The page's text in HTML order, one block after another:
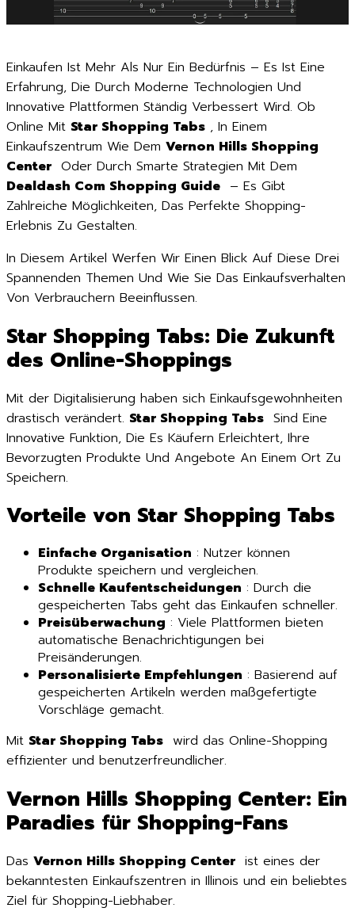
Einkaufen Ist Mehr Als Nur Ein Bedürfnis – Es Ist Eine
Erfahrung, Die Durch Moderne Technologien Und
Innovative Plattformen Ständig Verbessert Wird. Ob
Online Mit Star Shopping Tabs , In Einem
Einkaufszentrum Wie Dem Vernon Hills Shopping
Center Oder Durch Smarte Strategien Mit Dem
Dealdash Com Shopping Guide – Es Gibt
Zahlreiche Möglichkeiten, Das Perfekte Shopping-
Erlebnis Zu Gestalten.
In Diesem Artikel Werfen Wir Einen Blick Auf Diese Drei
Spannenden Themen Und Wie Sie Das Einkaufsverhalten
Von Verbrauchern Beeinflussen.
Star Shopping Tabs: Die Zukunft
des Online-Shoppings
Mit der Digitalisierung haben sich Einkaufsgewohnheiten
drastisch verändert. Star Shopping Tabs Sind Eine
Innovative Funktion, Die Es Käufern Erleichtert, Ihre
Bevorzugten Produkte Und Angebote An Einem Ort Zu
Speichern.
Vorteile von Star Shopping Tabs
Einfache Organisation : Nutzer können
Produkte speichern und vergleichen.
Schnelle Kaufentscheidungen : Durch die
gespeicherten Tabs geht das Einkaufen schneller.
Preisüberwachung : Viele Plattformen bieten
automatische Benachrichtigungen bei
Preisänderungen.
Personalisierte Empfehlungen : Basierend auf
gespeicherten Artikeln werden maßgefertigte
Vorschläge gemacht.
Mit Star Shopping Tabs wird das Online-Shopping
effizienter und benutzerfreundlicher.
Vernon Hills Shopping Center: Ein
Paradies für Shopping-Fans
Das Vernon Hills Shopping Center ist eines der
bekanntesten Einkaufszentren in Illinois und ein beliebtes
Ziel für Shopping-Liebhaber.